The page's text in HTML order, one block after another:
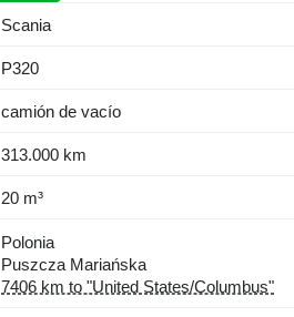
Scania
P320
camión de vacío
313.000 km
20 m³
Polonia
Puszcza Mariańska
7406 km to "United States/Columbus"